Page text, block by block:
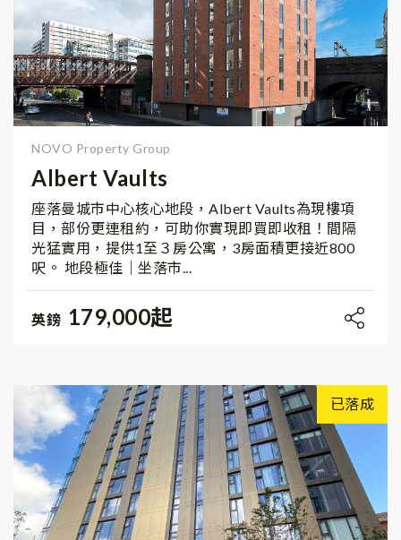
NOVO Property Group
Albert Vaults
座落曼城市中心核心地段，Albert Vaults為現樓項
目，部份更連租約，可助你實現即買即收租！間隔
光猛實用，提供1至３房公寓，3房面積更接近800
呎。 地段極佳｜坐落市...
英鎊 179,000起
已落成